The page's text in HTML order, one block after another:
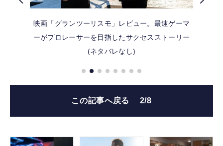
映画「グランツーリスモ」レビュー。最速ゲーマ
ーがプロレーサーを目指したサクセスストーリー
(ネタバレなし)
この記事へ戻る 2/8